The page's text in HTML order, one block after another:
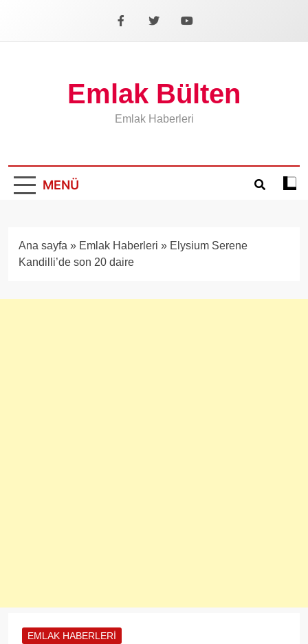
Facebook
X YouTube
Emlak Bülten
Emlak Haberleri
MENÜ
Koyu
Ana sayfa » Emlak Haberleri » Elysium Serene
Kandilli’de son 20 daire
EMLAK HABERLERI